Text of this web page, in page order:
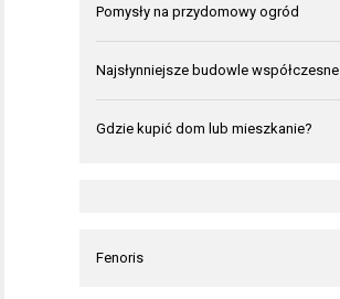
Pomysły na przydomowy ogród
Najsłynniejsze budowle współczesne
Gdzie kupić dom lub mieszkanie?
Fenoris